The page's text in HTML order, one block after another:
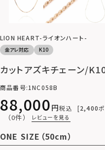
LION HEART-ライオンハート-
金アレ対応 K10
カットアズキチェーン/
商品番号 1NC058B
88,000 税込 2,400
（0件） レビューを見る
ONE SIZE（50cm）